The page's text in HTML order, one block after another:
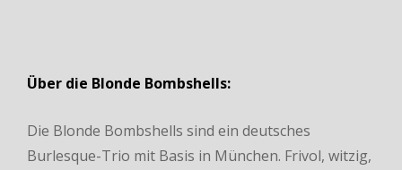
Über die Blonde Bombshells:
Die Blonde Bombshells sind ein deutsches
Burlesque-Trio mit Basis in München. Frivol, witzig,